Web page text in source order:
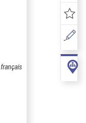
français